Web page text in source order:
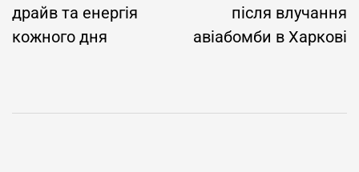
драйв та енергія
кожного дня
після влучання
авіабомби в Харкові